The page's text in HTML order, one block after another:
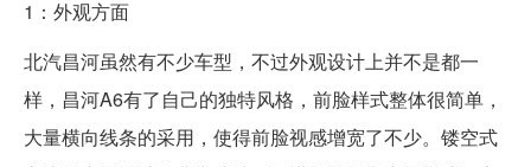
1：外观方面
北汽昌河虽然有不少车型，不过外观设计上并不是都一
样，昌河A6有了自己的独特风格，前脸样式整体很简单，
大量横向线条的采用，使得前脸视感增宽了不少。镂空式